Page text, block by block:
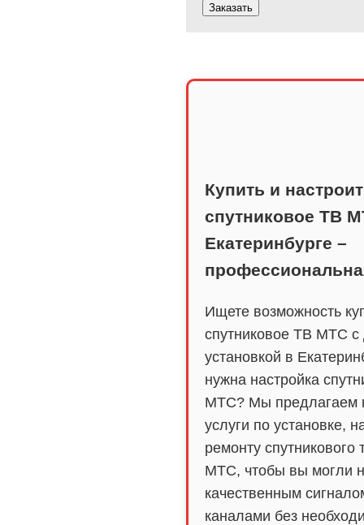
Заказать
Купить и
спутниковое ТВ
Екатеринбурге –
Ищете возможность
спутниковое ТВ МТС с
установкой в
нужна настройка
МТС? Мы предлагаем
услуги по установке,
ремонту спутникового
МТС, чтобы вы могли
качественным
каналами без